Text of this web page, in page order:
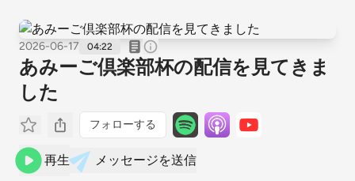
2026-06-17 04:22
あみーご倶楽部杯の配信を見てきま
した
フォローする
再生 メッセージを送信